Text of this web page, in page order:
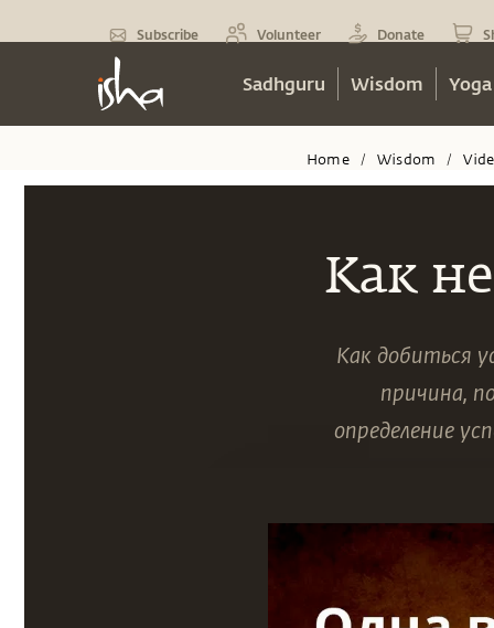
Subscribe Volunteer Donate
Sadhguru Wisdom
Home / Wisdom /
Как
Как добиться
причина,
определение